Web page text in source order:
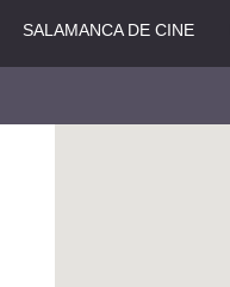
SALAMANCA DE CINE